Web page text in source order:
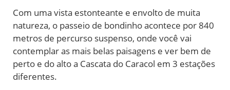
Com uma vista estonteante e envolto de muita
natureza, o passeio de bondinho acontece por 840
metros de percurso suspenso, onde você vai
contemplar as mais belas paisagens e ver bem de
perto e do alto a Cascata do Caracol em 3 estações
diferentes.